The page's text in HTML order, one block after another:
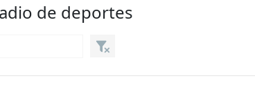
de deportes